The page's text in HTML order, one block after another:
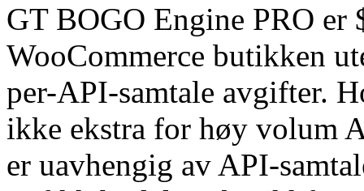
GT BOGO Engine PRO er
WooCommerce butikken
per-API-samtale avgifter.
ikke ekstra for høy volum
er uavhengig av API-